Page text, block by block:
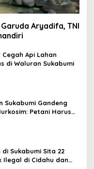
Aryadifa, TNI
Api Lahan
di Waluran Sukabumi
Sukabumi Gandeng
Petani Harus
Sukabumi Sita 22
Ilegal di Cidahu dan